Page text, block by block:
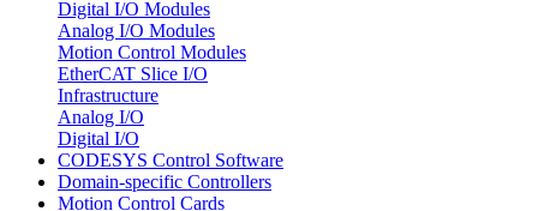
Digital I/O Modules
Analog I/O Modules
Motion Control Modules
EtherCAT Slice I/O
Infrastructure
Analog I/O
Digital I/O
CODESYS Control Software
Domain-specific Controllers
Motion Control Cards